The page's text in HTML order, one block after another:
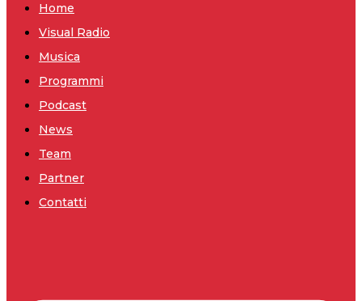
Home
Visual Radio
Musica
Programmi
Podcast
News
Team
Partner
Contatti